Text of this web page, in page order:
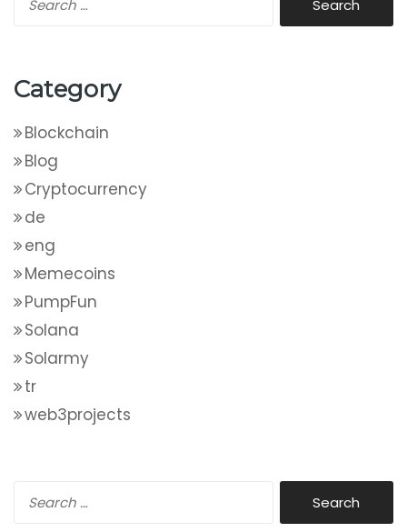
Category
Blockchain
Blog
Cryptocurrency
de
eng
Memecoins
PumpFun
Solana
Solarmy
tr
web3projects